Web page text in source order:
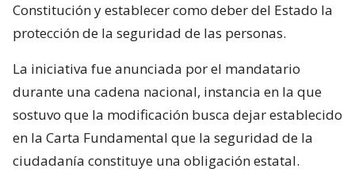
Constitución y establecer como deber del Estado la
protección de la seguridad de las personas.
La iniciativa fue anunciada por el mandatario
durante una cadena nacional, instancia en la que
sostuvo que la modificación busca dejar establecido
en la Carta Fundamental que la seguridad de la
ciudadanía constituye una obligación estatal.